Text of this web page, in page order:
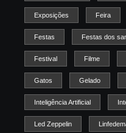
Exposições Feira
Festas Festas dos
Festival Filme
Gatos Gelado
Inteligência Artificial
Led Zeppelin